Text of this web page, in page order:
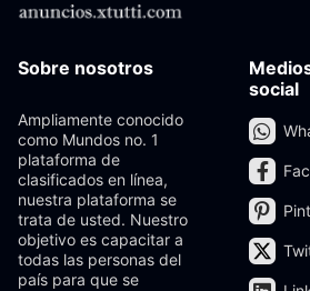
Sobre nosotros
Ampliamente conocido
como Mundos no. 1
plataforma de
clasificados en línea,
nuestra plataforma se
trata de usted. Nuestro
objetivo es capacitar a
todas las personas del
país para que se
social